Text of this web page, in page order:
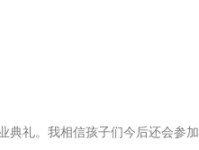
礼。我相信孩子们今后还会参